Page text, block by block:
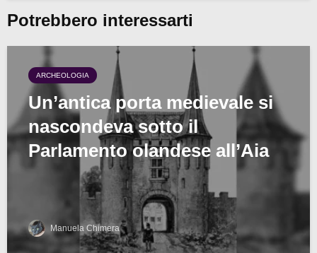
Potrebbero interessarti
ARCHEOLOGIA
Un’antica porta medievale si
nascondeva sotto il
Parlamento olandese all’Aia
Manuela Chimera